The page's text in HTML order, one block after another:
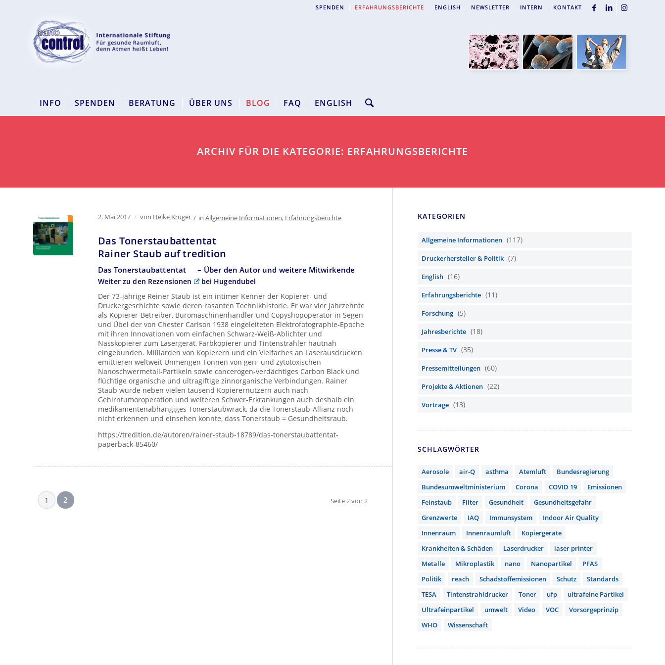
SPENDEN ERFAHRUNGSBERICHTE ENGLISH NEWSLETTER INTERN KONTAKT
INFO SPENDEN BERATUNG ÜBER UNS BLOG FAQ ENGLISH
ARCHIV FÜR DIE KATEGORIE: ERFAHRUNGSBERICHTE
2. Mai 2017 / von Heike Krüger / in Allgemeine Informationen, Erfahrungsberichte
Das Tonerstaubattentat
Rainer Staub auf tredition
Das Tonerstaubattentat – Über den Autor und weitere Mitwirkende
Weiter zu den Rezensionen
bei Hugendubel
Der 73-jährige Reiner Staub ist ein intimer Kenner der Kopierer- und
Druckergeschichte sowie deren rasanten Technikhistorie. Er war vier Jahrzehnte
als Kopierer-Betreiber, Büromaschinenhändler und Copyshopoperator in Segen
und Übel der von Chester Carlson 1938 eingeleiteten Elektrofotographie-Epoche
mit ihren Innovationen vom einfachen Schwarz-Weiß-Ablichter und
Nasskopierer zum Lasergerät, Farbkopierer und Tintenstrahler hautnah
eingebunden. Milliarden von Kopierern und ein Vielfaches an Laserausdrucken
emittieren weltweit Unmengen Tonnen von gen- und zytotoxischen
Nanoschwermetall-Partikeln sowie cancerogen-verdächtiges Carbon Black und
flüchtige organische und ultragiftige zinnorganische Verbindungen. Rainer
Staub wurde neben vielen tausend Kopierernutzern auch nach
Gehirntumoroperation und weiteren Schwer-Erkrankungen auch deshalb ein
medikamentenabhängiges Tonerstaubwrack, da die Tonerstaub-Allianz noch
nicht erkennen und einsehen konnte, dass Tonerstaub = Gesundheitsraub.
https://tredition.de/autoren/rainer-staub-18789/das-tonerstaubattentat-
paperback-85460/
Seite 2 von 2
1 2
KATEGORIEN
Allgemeine Informationen (117)
Druckerhersteller & Politik (7)
English (16)
Erfahrungsberichte (11)
Forschung (5)
Jahresberichte (18)
Presse & TV (35)
Pressemitteilungen (60)
Projekte & Aktionen (22)
Vorträge (13)
SCHLAGWÖRTER
Aerosole air-Q asthma Atemluft
Bundesregierung
Bundesumweltministerium
Corona COVID 19
Emissionen
Feinstaub
Filter Gesundheit
Gesundheitsgefahr
Grenzwerte
IAQ Immunsystem
Indoor Air Quality
Innenraum
Innenraumluft
Kopiergeräte
Krankheiten & Schäden
Laserdrucker
laser printer
Metalle
Mikroplastik nano Nanopartikel
PFAS
Politik
reach Schadstoffemissionen Schutz
Standards
TESA
Tintenstrahldrucker Toner ufp
ultrafeine Partikel
Ultrafeinpartikel
umwelt Video VOC
Vorsorgeprinzip
WHO
Wissenschaft